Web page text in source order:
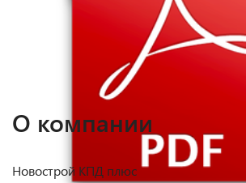
Ремезова 173 жд 5
Скачать
О компании
Новострой КПД плюс